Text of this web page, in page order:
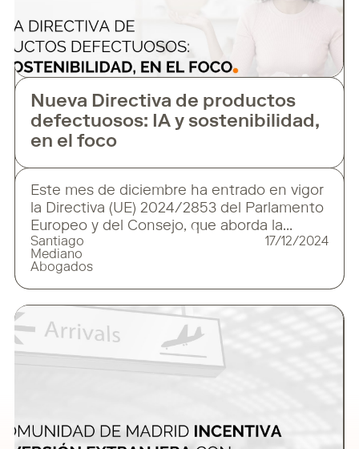
Nueva Directiva de productos
defectuosos: IA y sostenibilidad,
en el foco
Este mes de diciembre ha entrado en vigor
la Directiva (UE) 2024/2853 del Parlamento
Europeo y del Consejo, que aborda la
responsabilidad por daños causados por
productos defectuosos. Esta nueva
Estados miembros antes del 9 de
diciembre de 2026 y tiene como objetivo
actualizar
Santiago
Mediano
Abogados
17/12/2024